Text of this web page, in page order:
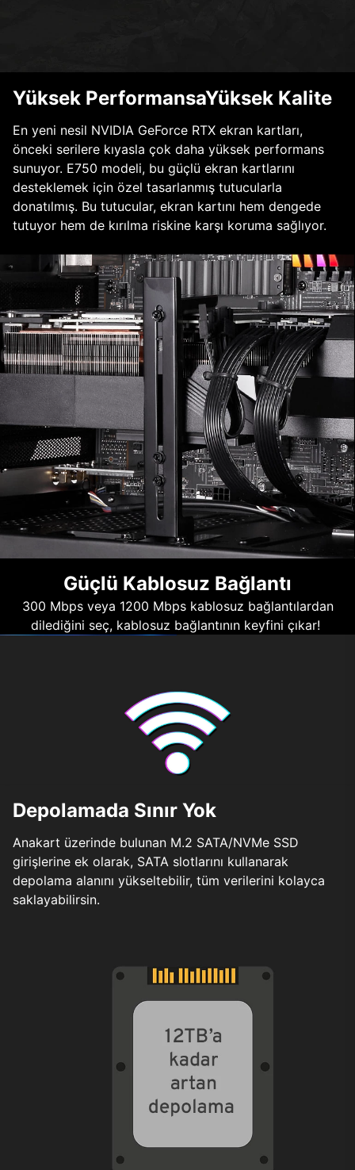
Yüksek PerformansaYüksek Kalite
En yeni nesil NVIDIA GeForce RTX ekran kartları,
önceki serilere kıyasla çok daha yüksek performans
sunuyor. E750 modeli, bu güçlü ekran kartlarını
desteklemek için özel tasarlanmış tutucularla
donatılmış. Bu tutucular, ekran kartını hem dengede
tutuyor hem de kırılma riskine karşı koruma sağlıyor.
Güçlü Kablosuz Bağlantı
300 Mbps veya 1200 Mbps kablosuz bağlantılardan
dilediğini seç, kablosuz bağlantının keyfini çıkar!
Depolamada Sınır Yok
Anakart üzerinde bulunan M.2 SATA/NVMe SSD
girişlerine ek olarak, SATA slotlarını kullanarak
depolama alanını yükseltebilir, tüm verilerini kolayca
saklayabilirsin.